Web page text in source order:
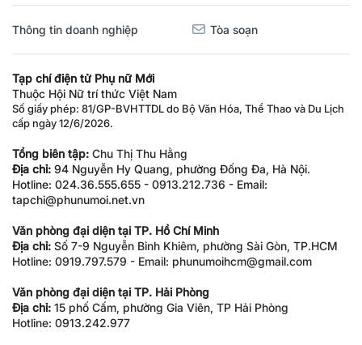
Thông tin doanh nghiệp Tòa soạn
Tạp chí điện tử Phụ nữ Mới
Thuộc Hội Nữ trí thức Việt Nam
Số giấy phép: 81/GP-BVHTTDL do Bộ Văn Hóa, Thể Thao và Du Lịch
cấp ngày 12/6/2026.
Tổng biên tập: Chu Thị Thu Hằng
Địa chỉ: 94 Nguyễn Hy Quang, phường Đống Đa, Hà Nội.
Hotline: 024.36.555.655 - 0913.212.736 - Email:
tapchi@phunumoi.net.vn
Văn phòng đại diện tại TP. Hồ Chí Minh
Địa chỉ: Số 7-9 Nguyễn Bỉnh Khiêm, phường Sài Gòn, TP.HCM
Hotline: 0919.797.579 - Email: phunumoihcm@gmail.com
Văn phòng đại diện tại TP. Hải Phòng
Địa chỉ: 15 phố Cấm, phường Gia Viên, TP Hải Phòng
Hotline: 0913.242.977